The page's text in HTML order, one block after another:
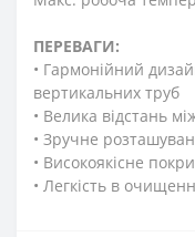
ПЕРЕВАГИ:
• Гармонійний
вертикальних труб
• Велика відстань
• Зручне
• Високоякісне
• Легкість в